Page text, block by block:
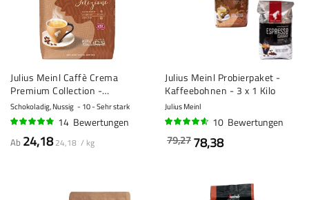
Julius Meinl Caffè Crema
Premium Collection -
Kaffeebohnen - 1 Kilo
Schokoladig, Nussig 10 - Sehr stark
92%
14 Bewertungen
Ab 24,18 24,18 / kg
Julius Meinl Probierpaket -
Kaffeebohnen - 3 x 1 Kilo
Julius Meinl
89%
10 Bewertungen
78,38
79,27